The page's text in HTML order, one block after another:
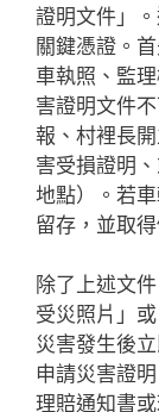
證明文件」
關鍵憑證。
車執照、監
害證明文件
報、村裡長
害受損證明
地點）。若
留存，並取
除了上述文
受災照片」
災害發生後
申請災害證
理賠通知書